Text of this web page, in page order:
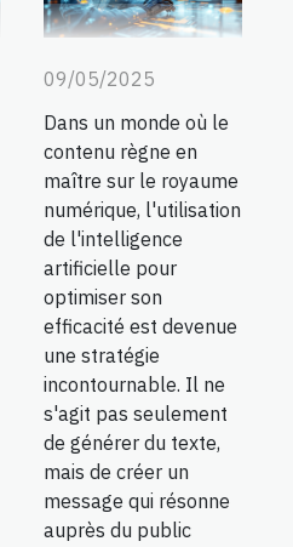
09/05/2025
Dans un monde où le
contenu règne en
maître sur le royaume
numérique, l'utilisation
de l'intelligence
artificielle pour
optimiser son
efficacité est devenue
une stratégie
incontournable. Il ne
s'agit pas seulement
de générer du texte,
mais de créer un
message qui résonne
auprès du public